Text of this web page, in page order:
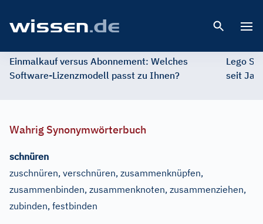
Einmalkauf versus Abonnement: Welches
Software-Lizenzmodell passt zu Ihnen?
Lego
seit
Wahrig Synonymwörterbuch
schnüren
zuschnüren, verschnüren, zusammenknüpfen,
zusammenbinden, zusammenknoten, zusammenziehen,
zubinden, festbinden